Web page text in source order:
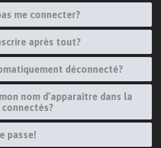
me connecter?
après tout?
déconnecté?
nom d’apparaître dans la
passe!